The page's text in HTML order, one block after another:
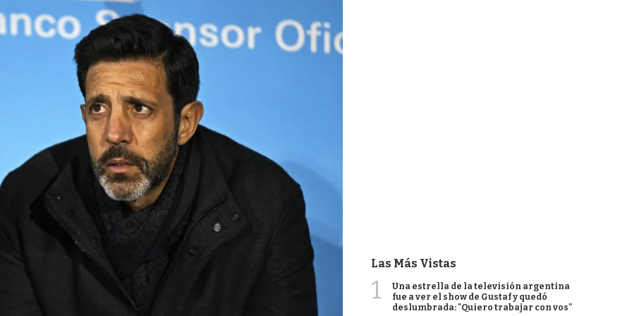
Las Más Vistas
1
Una estrella de la televisión argentina
fue a ver el show de Gustaf y quedó
deslumbrada: "Quiero trabajar con vos"